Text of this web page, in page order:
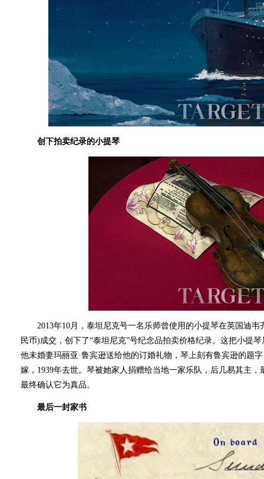
创下拍卖纪录的小提琴
2013年10月，泰坦尼克号一名乐师曾使用的小提琴在英国迪韦
民币)成交，创下了“泰坦尼克”号纪念品拍卖价格纪录。这把小提
他未婚妻玛丽亚·鲁宾逊送给他的订婚礼物，琴上刻有鲁宾逊的题
嫁，1939年去世。琴被她家人捐赠给当地一家乐队，后几易其主
最终确认它为真品。
最后一封家书